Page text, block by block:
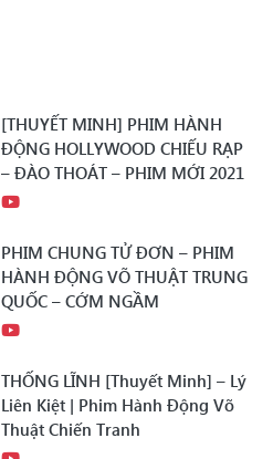
[THUYẾT MINH] PHIM HÀNH
ĐỘNG HOLLYWOOD CHIẾU RẠP
– ĐÀO THOÁT – PHIM MỚI 2021
PHIM CHUNG TỬ ĐƠN – PHIM
HÀNH ĐỘNG VÕ THUẬT TRUNG
QUỐC – CỚM NGẦM
THỐNG LĨNH [Thuyết Minh] – Lý
Liên Kiệt | Phim Hành Động Võ
Thuật Chiến Tranh